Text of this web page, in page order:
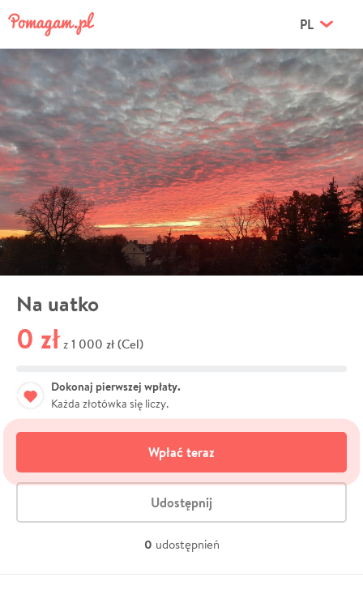
PL
Na uatko
0 zł z 1 000 zł (Cel)
Dokonaj pierwszej wpłaty.
Każda złotówka się liczy.
Wpłać teraz
Udostępnij
0 udostępnień